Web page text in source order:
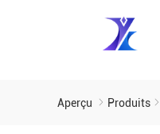
Aperçu Produits